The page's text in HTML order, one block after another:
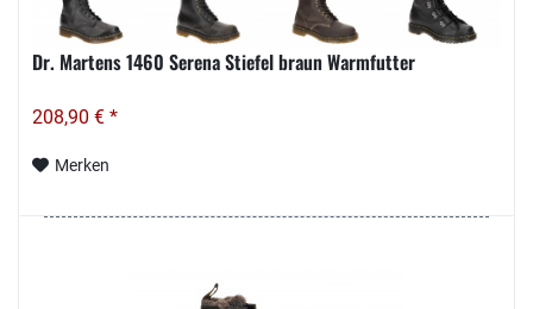
Dr. Martens 1460 Serena Stiefel braun Warmfutter
208,90 € *
Merken